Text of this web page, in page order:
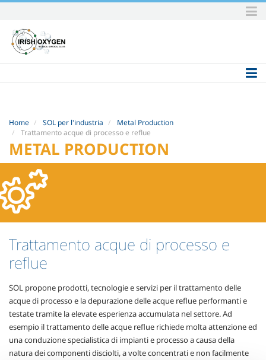
to
content.
|
to
Home SOL per l'industria
Metal Production
Trattamento acque di processo e reflue
METAL PRODUCTION
Trattamento acque di processo e
reflue
SOL propone prodotti, tecnologie e servizi per il trattamento delle
acque di processo e la depurazione delle acque reflue performanti e
testate tramite la elevate esperienza accumulata nel settore. Ad
esempio il trattamento delle acque reflue richiede molta attenzione ed
una conduzione specialistica di impianti e processo a causa della
natura dei componenti disciolti, a volte concentrati e non facilmente